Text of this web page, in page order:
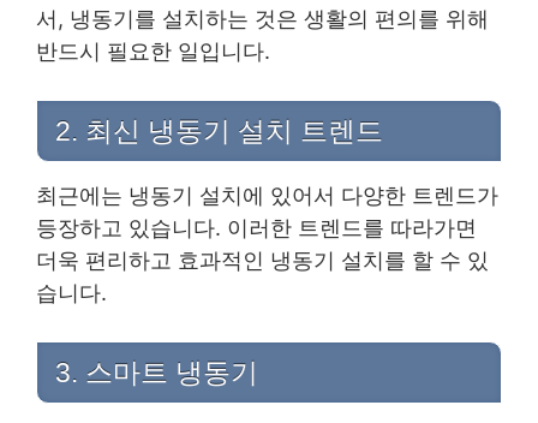
서, 냉동기를 설치하는 것은 생활의 편의를 위해
반드시 필요한 일입니다.
2. 최신 냉동기 설치 트렌드
최근에는 냉동기 설치에 있어서 다양한 트렌드가
등장하고 있습니다. 이러한 트렌드를 따라가면
더욱 편리하고 효과적인 냉동기 설치를 할 수 있
습니다.
3. 스마트 냉동기